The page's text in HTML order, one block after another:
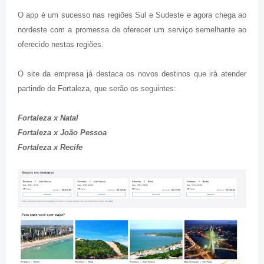
O app é um sucesso nas regiões Sul e Sudeste e agora chega ao
nordeste com a promessa de oferecer um serviço semelhante ao
oferecido nestas regiões.
O site da empresa já destaca os novos destinos que irá atender
partindo de Fortaleza, que serão os seguintes:
Fortaleza x Natal
Fortaleza x João Pessoa
Fortaleza x Recife